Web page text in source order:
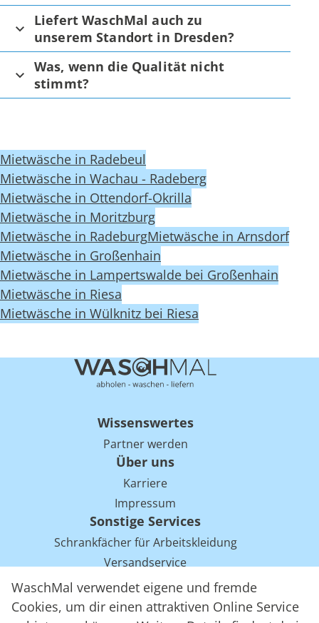
WaschMal verwendet eigene und fremde
Cookies, um dir einen attraktiven Online Service
Liefert WaschMal auch zu
unserem Standort in Dresden?
Was, wenn die Qualität nicht
stimmt?
Mietwäsche in Radebeul
Mietwäsche in Wachau - Radeberg
Mietwäsche in Ottendorf-Okrilla
Mietwäsche in Moritzburg
Mietwäsche in RadeburgMietwäsche in Arnsdorf
Mietwäsche in Großenhain
Mietwäsche in Lampertswalde bei Großenhain
Mietwäsche in Riesa
Mietwäsche in Wülknitz bei Riesa
Wissenswertes
Partner werden
Über uns
Karriere
Impressum
Sonstige Services
Schrankfächer für Arbeitskleidung
Versandservice
Einsparpotentiale für Mietwäsche bei Arbeitskleidung
Arbeitskleidung Tracking mit RFID